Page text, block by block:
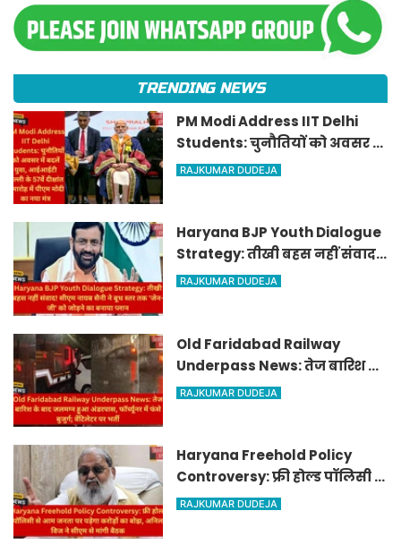
TRENDING NEWS
PM Modi Address IIT Delhi
Students: चुनौतियों को अवसर में
बदलें युवा, आईआईटी दिल्ली के
RAJKUMAR DUDEJA
Haryana BJP Youth Dialogue
Strategy: तीखी बहस नहीं संवाद!
सीएम नायब सैनी ने बूथ स्तर तक
RAJKUMAR DUDEJA
Old Faridabad Railway
Underpass News: तेज बारिश के
बाद जलमग्न हुआ अंडरपास,
RAJKUMAR DUDEJA
Haryana Freehold Policy
Controversy: फ्री होल्ड पॉलिसी से
आम जनता पर पड़ेगा करोड़ों का
RAJKUMAR DUDEJA